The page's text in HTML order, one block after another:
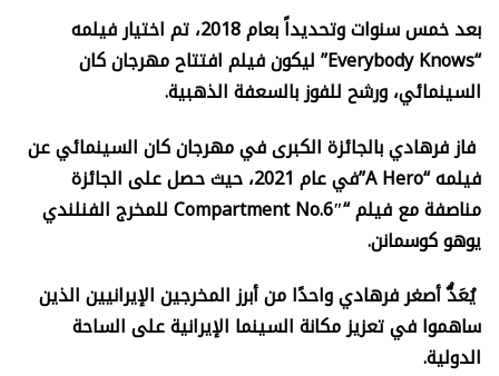
بعد خمس سنوات وتحديداً بعام 2018، تم اختيار فيلمه
“
Everybody Knows” ليكون فيلم افتتاح مهرجان كان
السينمائي، ورشح للفوز بالسعفة الذهبية.
فاز فرهادي بالجائزة الكبرى في مهرجان كان السينمائي عن
فيلمه “A Hero”
في عام 2021، حيث حصل على الجائزة
مناصفة مع فيلم “Compartment No.6″للمخرج الفنلندي
يوهو كوسمانن.
يُعَدُّ أصغر فرهادي واحدًا من أبرز المخرجين الإيرانيين الذين
ساهموا في تعزيز مكانة السينما الإيرانية على الساحة
الدولية.